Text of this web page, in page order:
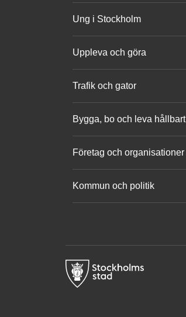
Ung i Stockholm
Uppleva och göra
Trafik och gator
Bygga, bo och leva hållbart
Företag och organisationer
Kommun och politik